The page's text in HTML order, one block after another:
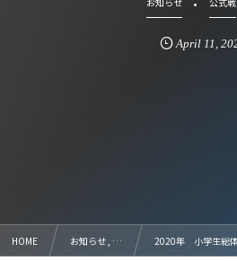
April 11
HOME お知らせ , … 2020年 小学生総